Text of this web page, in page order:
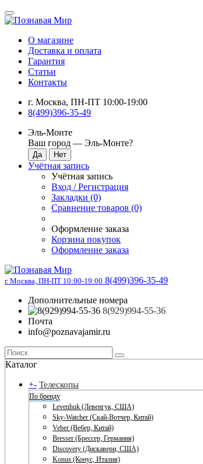
О магазине
Доставка и оплата
Гарантия
Статьи
Контакты
г. Москва, ПН-ПТ 10:00-19:00
8(499)396-35-49
Эль-Монте
Ваш город — Эль-Монте?
Учётная запись
Учётная запись
Вход / Регистрация
Закладки (0)
Сравнение товаров (0)
Оформление заказа
Корзина покупок
Оформление заказа
г. Москва, ПН-ПТ 10:00-19:00 8(499)396-35-49
Дополнительные номера
8(929)994-55-36
Почта
info@poznavajamir.ru
Каталог
+- Телескопы
По бренду
Levenhuk (Левенгук, США)
Sky-Watcher (Скай-Вотчер, Китай)
Veber (Вебер, Китай)
Bresser (Брессер, Германия)
Discovery (Дискавери, США)
Konus (Конус, Италия)